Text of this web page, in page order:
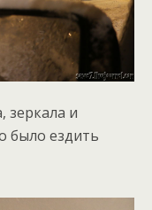
зеркала и
было ездить